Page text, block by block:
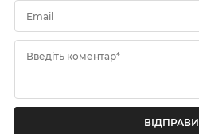
Email
Введіть коментар*